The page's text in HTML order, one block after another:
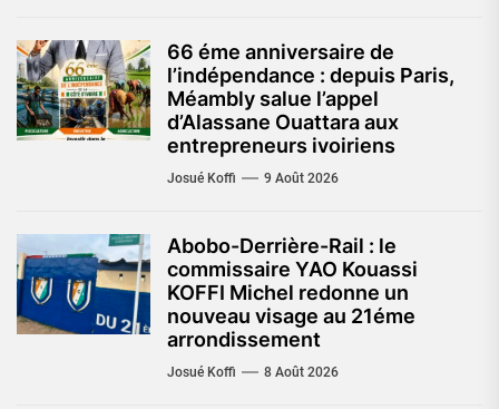
66 éme anniversaire de
l’indépendance : depuis Paris,
Méambly salue l’appel
d’Alassane Ouattara aux
entrepreneurs ivoiriens
Josué Koffi 9 Août 2026
Abobo-Derrière-Rail : le
commissaire YAO Kouassi
KOFFI Michel redonne un
nouveau visage au 21éme
arrondissement
Josué Koffi 8 Août 2026